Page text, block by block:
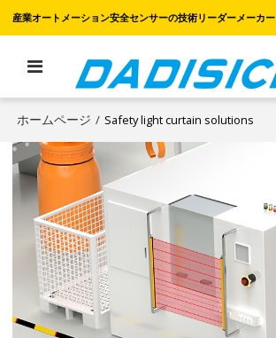
産業オートメーション安全センサーの技術リーダーメーカー
ホームページ / Safety light curtain solutions